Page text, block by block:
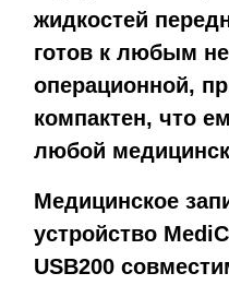
жидкостей
готов к любым
операционной,
компактен, что
любой
Медицинское
устройство
USB200